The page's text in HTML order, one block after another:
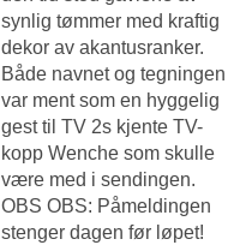
synlig tømmer med kraftig
dekor av akantusranker.
Både navnet og tegningen
var ment som en hyggelig
gest til TV 2s kjente TV-
kopp Wenche som skulle
være med i sendingen.
OBS OBS: Påmeldingen
stenger dagen før løpet!